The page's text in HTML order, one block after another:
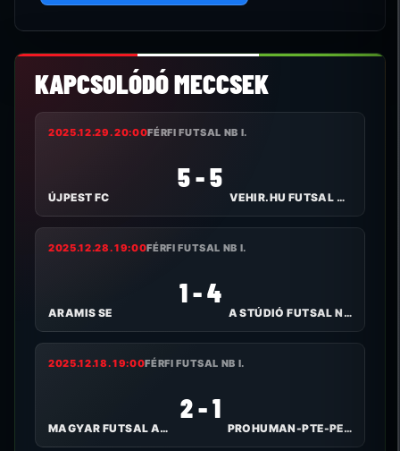
KAPCSOLÓDÓ MECCSEK
2025.12.29. 20:00FÉRFI FUTSAL NB I.
ÚJPEST FC
5 - 5
VEHIR.HU FUTSAL VESZPRÉM
2025.12.28. 19:00FÉRFI FUTSAL NB I.
ARAMIS SE
1 - 4
A STÚDIÓ FUTSAL NYÍREGYHÁZA
2025.12.18. 19:00FÉRFI FUTSAL NB I.
MAGYAR FUTSAL AKADÉMIA
2 - 1
PROHUMAN-PTE-PEAC